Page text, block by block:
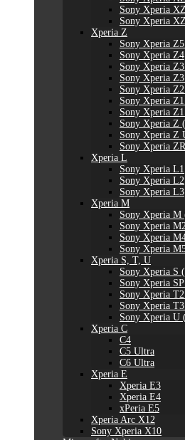
Sony Xperia
Sony Xperia
Xperia Z
Sony Xperia
Sony Xperia Z4
Sony Xperia
Sony Xperia
Sony Xperia
Sony Xperia
Sony Xperia
Sony Xperia Z
Sony Xperia Z
Sony Xperia
Xperia L
Sony Xperia L1
Sony Xperia L2
Sony Xperia L3
Xperia M
Sony Xperia M
Sony Xperia
Sony Xperia
Sony Xperia
Xperia S, T, U
Sony Xperia S
Sony Xperia
Sony Xperia
Sony Xperia
Sony Xperia U
Xperia C
C4
C5 Ultra
C6 Ultra
Xperia E
Xperia E3
Xperia E4
xPeria E5
Xperia Arc X12
Sony Xperia X10